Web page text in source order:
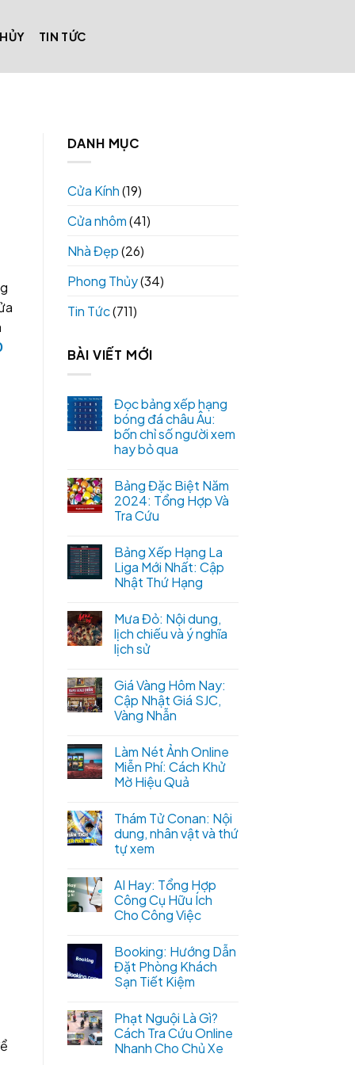
TIN TỨC
DANH MỤC
Cửa Kính(19)
Cửa nhôm(41)
Nhà Đẹp(26)
Phong Thủy(34)
Tin Tức(711)
BÀI VIẾT MỚI
Đọc bảng xếp hạng
bóng đá châu Âu:
bốn chỉ số người xem
hay bỏ qua
Bảng Đặc Biệt Năm
2024: Tổng Hợp Và
Tra Cứu
Bảng Xếp Hạng La
Liga Mới Nhất: Cập
Nhật Thứ Hạng
Mưa Đỏ: Nội dung,
lịch chiếu và ý nghĩa
lịch sử
Giá Vàng Hôm Nay:
Cập Nhật Giá SJC,
Vàng Nhẫn
Làm Nét Ảnh Online
Miễn Phí: Cách Khử
Mờ Hiệu Quả
Thám Tử Conan: Nội
dung, nhân vật và thứ
tự xem
AI Hay: Tổng Hợp
Công Cụ Hữu Ích
Cho Công Việc
Booking: Hướng Dẫn
Đặt Phòng Khách
Sạn Tiết Kiệm
Phạt Nguội Là Gì?
Cách Tra Cứu Online
Nhanh Cho Chủ Xe